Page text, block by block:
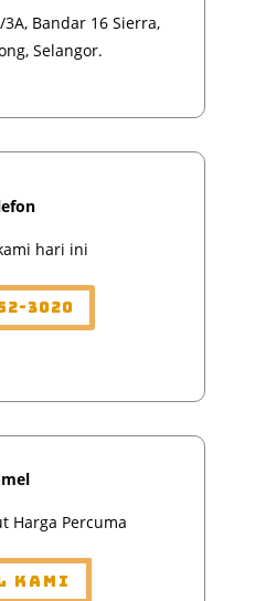
Bandar 16 Sierra,
Selangor.
hari ini
3020
mel
Harga Percuma
Kami